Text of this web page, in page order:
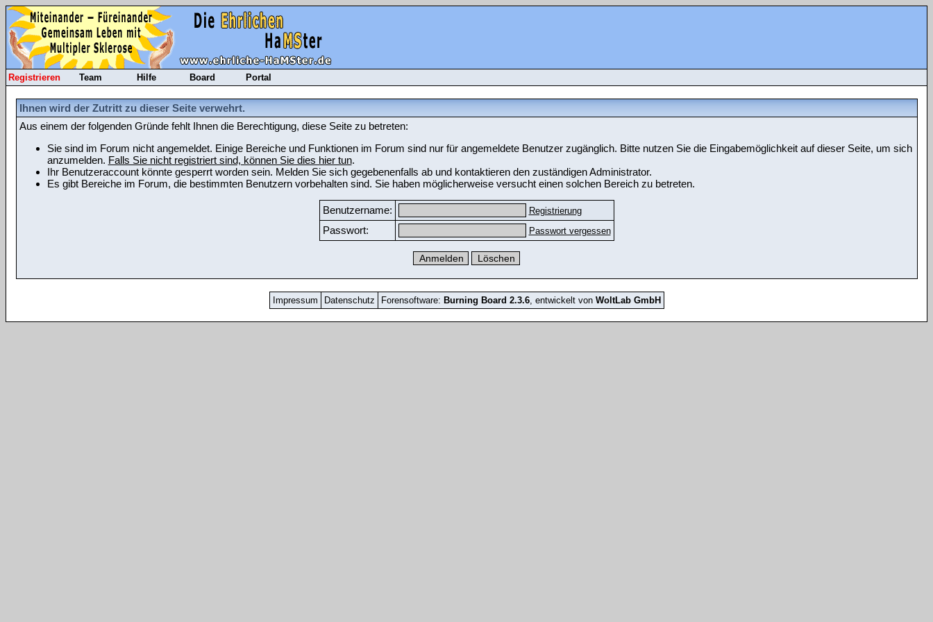
Registrieren Team Hilfe Board Portal
Ihnen wird der Zutritt zu dieser Seite verwehrt.
Aus einem der folgenden Gründe fehlt Ihnen die Berechtigung, diese Seite zu betreten:
Sie sind im Forum nicht angemeldet. Einige Bereiche und Funktionen im Forum sind nur für angemeldete Benutzer zugänglich. Bitte nutzen Sie die Eingabemöglichkeit auf dieser Seite, um sich
anzumelden. Falls Sie nicht registriert sind, können Sie dies hier tun.
Ihr Benutzeraccount könnte gesperrt worden sein. Melden Sie sich gegebenenfalls ab und kontaktieren den zuständigen Administrator.
Es gibt Bereiche im Forum, die bestimmten Benutzern vorbehalten sind. Sie haben möglicherweise versucht einen solchen Bereich zu betreten.
Benutzername: Registrierung
Passwort: Passwort vergessen
Impressum Datenschutz Forensoftware: Burning Board 2.3.6, entwickelt von WoltLab GmbH